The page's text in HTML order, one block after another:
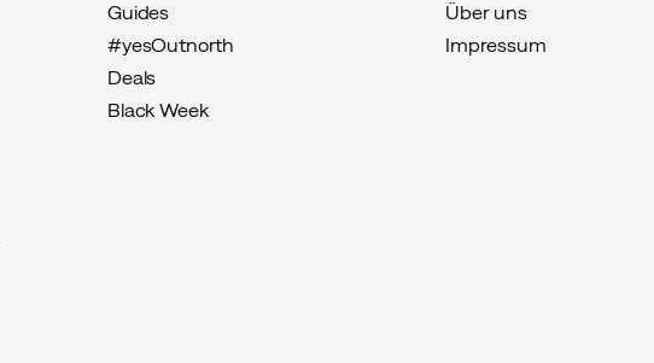
Guides
#yesOutnorth
Deals
Black Week
Über uns
Impressum